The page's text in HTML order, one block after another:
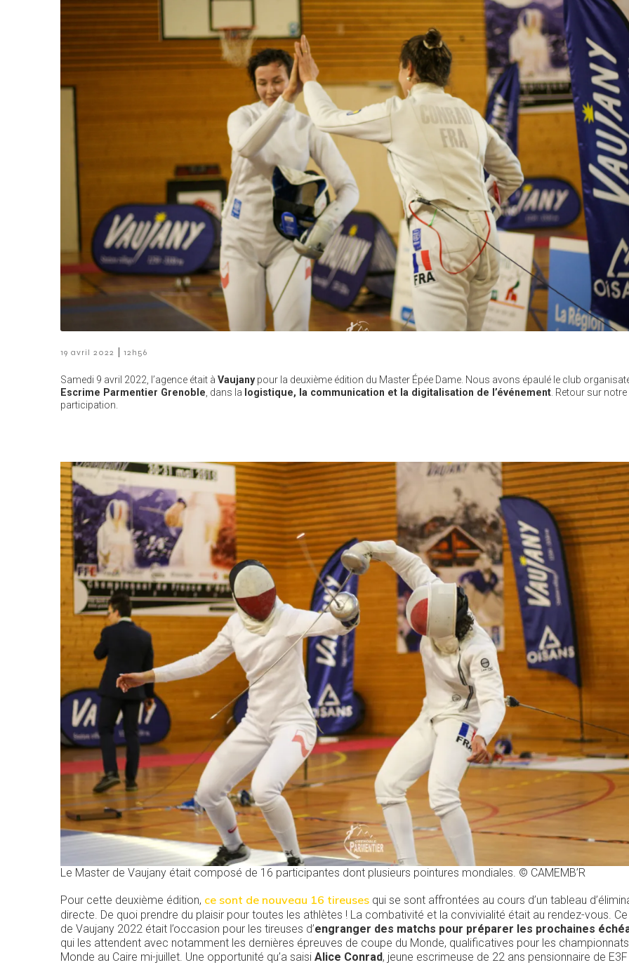
19 avril 2022 | 12h56
Samedi 9 avril 2022, l’agence était à Vaujanypour la deuxième édition du Master Épée Dame. Nous avons épaulé le club
Escrime Parmentier Grenoble , dans la logistique, la communication et la digitalisation de l’événement . Retour sur notre
participation.
Le Master de Vaujany était composé de 16 participantes dont plusieurs pointures mondiales. © CAMEMB’R
Pour cette deuxième édition, ce sont de nouveau 16 tireuses qui se sont affrontées au cours d’un tableau
directe. De quoi prendre du plaisir pour toutes les athlètes ! La combativité et la convivialité était au rendez-vous.
de Vaujany 2022 était l’occasion pour les tireuses d’engranger des matchs pour préparer les prochaines
qui les attendent avec notamment les dernières épreuves de coupe du Monde, qualificatives pour les
Monde au Caire mi-juillet. Une opportunité qu’a saisi Alice Conrad, jeune escrimeuse de 22 ans pensionnaire de E3F